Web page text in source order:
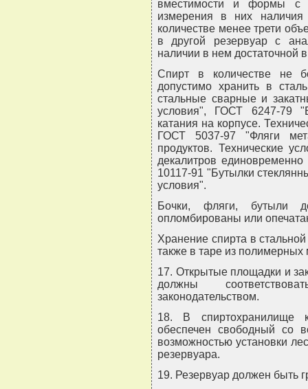
вместимости и формы с
измерения в них
количестве менее трети
в другой резервуар с
наличии в нем достаточной
Спирт в количестве не
допустимо хранить в
стальные сварные и
условия", ГОСТ 6247-79
катания на корпусе.
ГОСТ 5037-97 "Фляги
продуктов. Технические
декалитров
10117-91 "Бутылки
условия".
Бочки, фляги, бутыли
опломбированы или
Хранение спирта в
также в таре из полимерных
17. Открытые площадки и
должны
законодательством.
18. В спиртохранилище
обеспечен свободный со
возможностью установки
резервуара.
19. Резервуар должен быть